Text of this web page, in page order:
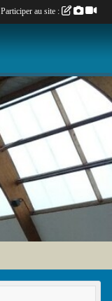
Participer au site :